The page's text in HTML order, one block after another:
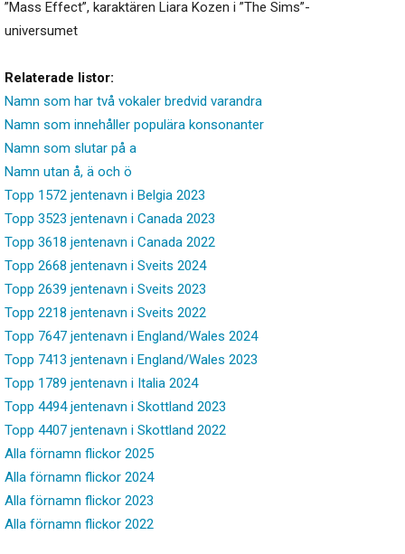
”Mass Effect”, karaktären Liara Kozen i ”The Sims”-
universumet
Relaterade listor:
Namn som har två vokaler bredvid varandra
Namn som innehåller populära konsonanter
Namn som slutar på a
Namn utan å, ä och ö
Topp 1572 jentenavn i Belgia 2023
Topp 3523 jentenavn i Canada 2023
Topp 3618 jentenavn i Canada 2022
Topp 2668 jentenavn i Sveits 2024
Topp 2639 jentenavn i Sveits 2023
Topp 2218 jentenavn i Sveits 2022
Topp 7647 jentenavn i England/Wales 2024
Topp 7413 jentenavn i England/Wales 2023
Topp 1789 jentenavn i Italia 2024
Topp 4494 jentenavn i Skottland 2023
Topp 4407 jentenavn i Skottland 2022
Alla förnamn flickor 2025
Alla förnamn flickor 2024
Alla förnamn flickor 2023
Alla förnamn flickor 2022